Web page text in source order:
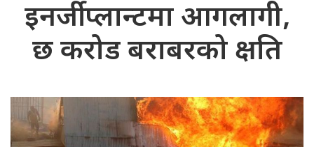
इनर्जी प्लान्टमा आगलागी,
छ करोड बराबरको क्षति